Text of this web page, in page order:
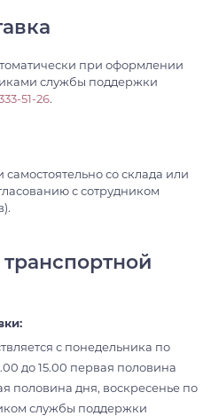
при оформлении
службы поддержки
51-26.
со склада или
с сотрудником
с понедельника по
до 15.00 первая половина
половина дня, воскресенье по
службы поддержки